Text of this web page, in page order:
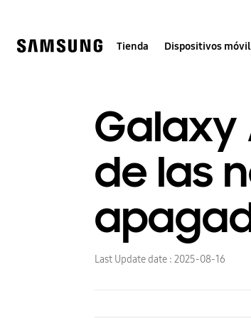
Tienda Dispositivos
Galaxy
de las
Last Update date : 2025-08-16